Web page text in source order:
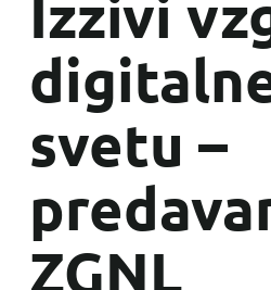
Izzivi
svetu –
ZGNL